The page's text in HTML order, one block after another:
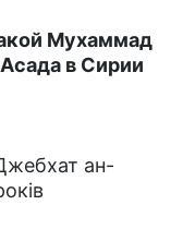
Мухаммад
в Сирии
ан-